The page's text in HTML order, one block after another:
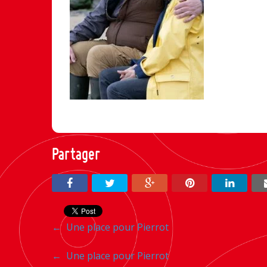
Partager
Navigation
entre
←Une place pour Pierrot
Navigation
← Une place pour Pierrot